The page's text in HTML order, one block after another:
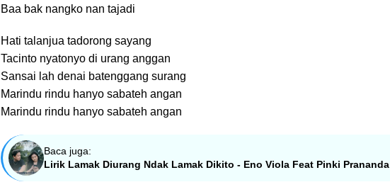
Baa bak nangko nan tajadi
Hati talanjua tadorong sayang
Tacinto nyatonyo di urang anggan
Sansai lah denai batenggang surang
Marindu rindu hanyo sabateh angan
Marindu rindu hanyo sabateh angan
Baca juga:
Lirik Lamak Diurang Ndak Lamak Dikito - Eno Viola Feat Pinki Prananda